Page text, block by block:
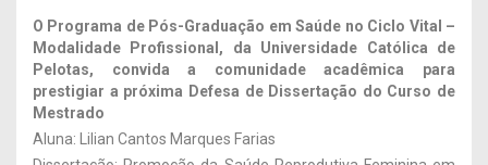
O Programa de Pós-Graduação em Saúde no Ciclo Vital –
Modalidade Profissional, da Universidade Católica de
Pelotas, convida a comunidade acadêmica para
prestigiar a próxima Defesa de Dissertação do Curso de
Mestrado
Aluna: Lilian Cantos Marques Farias